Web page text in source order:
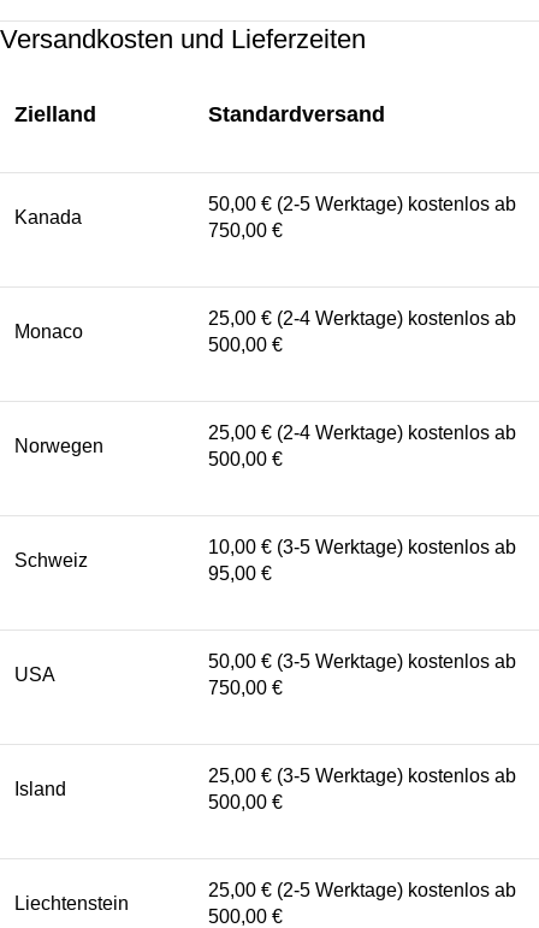
Versandkosten und Lieferzeiten
Zielland Standardversand
Kanada
50,00 € (2-5 Werktage) kostenlos ab
750,00 €
Monaco
25,00 € (2-4 Werktage) kostenlos ab
500,00 €
Norwegen
25,00 € (2-4 Werktage) kostenlos ab
500,00 €
Schweiz
10,00 € (3-5 Werktage) kostenlos ab
95,00 €
USA
50,00 € (3-5 Werktage) kostenlos ab
750,00 €
Island
25,00 € (3-5 Werktage) kostenlos ab
500,00 €
Liechtenstein
25,00 € (2-5 Werktage) kostenlos ab
500,00 €